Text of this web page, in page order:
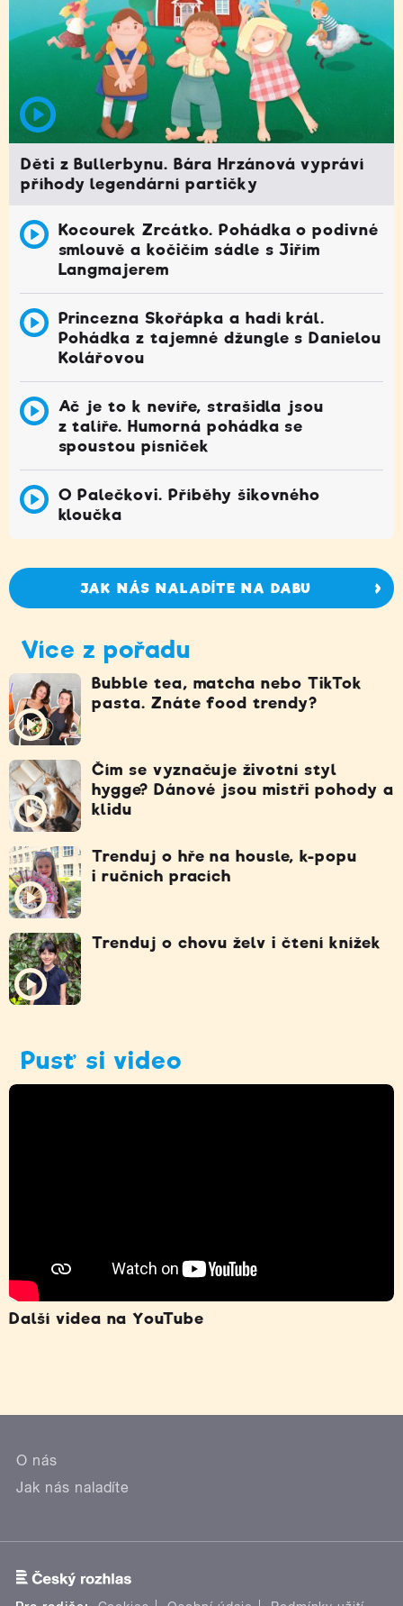
Děti z Bullerbynu. Bára Hrzánová vypráví
příhody legendární partičky
Kocourek Zrcátko. Pohádka o podivné
smlouvě a kočičím sádle s Jiřím
Langmajerem
Princezna Skořápka a hadí král.
Pohádka z tajemné džungle s Danielou
Kolářovou
Ač je to k nevíře, strašidla jsou
z talíře. Humorná pohádka se
spoustou písniček
O Palečkovi. Příběhy šikovného
kloučka
JAK NÁS NALADÍTE NA DABU
Více z pořadu
Bubble tea, matcha nebo TikTok
pasta. Znáte food trendy?
Čím se vyznačuje životní styl
hygge? Dánové jsou mistři pohody a
klidu
Trenduj o hře na housle, k-popu
i ručních pracích
Trenduj o chovu želv i čtení knížek
Pusť si video
Další videa na YouTube
O nás
Jak nás naladíte